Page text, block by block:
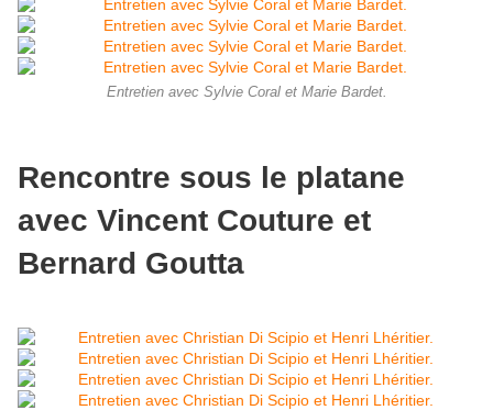
Entretien avec Sylvie Coral et Marie Bardet.
Rencontre sous le platane
avec Vincent Couture et
Bernard Goutta